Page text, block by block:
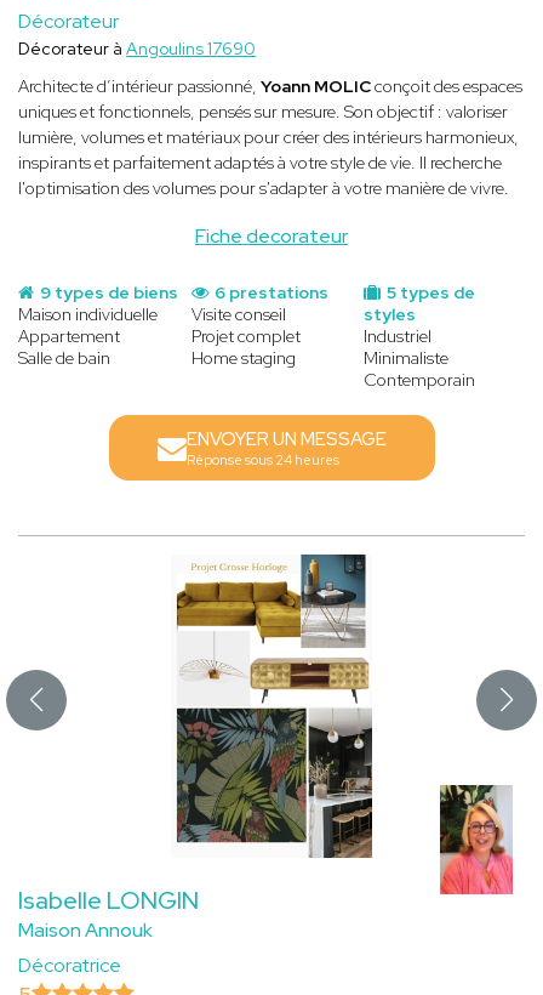
Décorateur
Fiche decorateur
Décorateur à Angoulins 17690
Architecte d’intérieur passionné, Yoann MOLICconçoit des espaces
uniques et fonctionnels, pensés sur mesure. Son objectif : valoriser
lumière, volumes et matériaux pour créer des intérieurs harmonieux,
inspirants et parfaitement adaptés à votre style de vie. Il recherche
l'optimisation des volumes pour s'adapter à votre manière de vivre.
9 types de biens
Maison individuelle
Appartement
Salle de bain
5 types de
styles
Industriel
Minimaliste
Contemporain
6 prestations
Visite conseil
Projet complet
Home staging
ENVOYER UN MESSAGE
Réponse sous 24 heures
Isabelle LONGIN
Maison Annouk
Décoratrice